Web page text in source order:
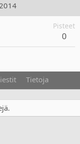
Pisteet
0
Tietoja